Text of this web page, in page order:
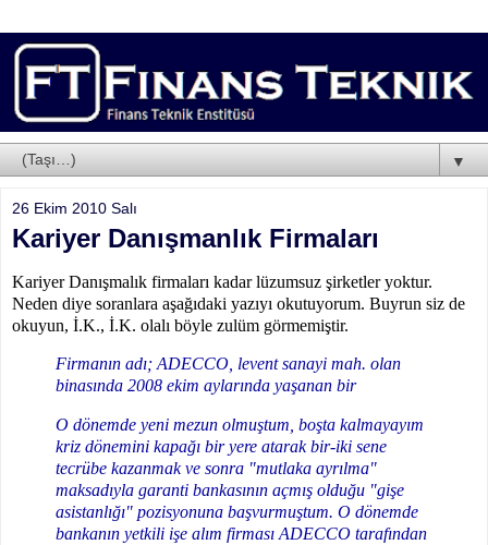
▼
26 Ekim 2010 Salı
Kariyer Danışmanlık Firmaları
Kariyer Danışmalık firmaları kadar lüzumsuz şirketler yoktur.
Neden diye soranlara aşağıdaki yazıyı okutuyorum. Buyrun siz de
okuyun, İ.K., İ.K. olalı böyle zulüm görmemiştir.
Firmanın adı; ADECCO, levent sanayi mah. olan
binasında 2008 ekim aylarında yaşanan bir
O dönemde yeni mezun olmuştum, boşta kalmayayım
kriz dönemini kapağı bir yere atarak bir-iki sene
tecrübe kazanmak ve sonra "mutlaka ayrılma"
maksadıyla garanti bankasının açmış olduğu "gişe
asistanlığı" pozisyonuna başvurmuştum. O dönemde
bankanın yetkili işe alım firması ADECCO tarafından